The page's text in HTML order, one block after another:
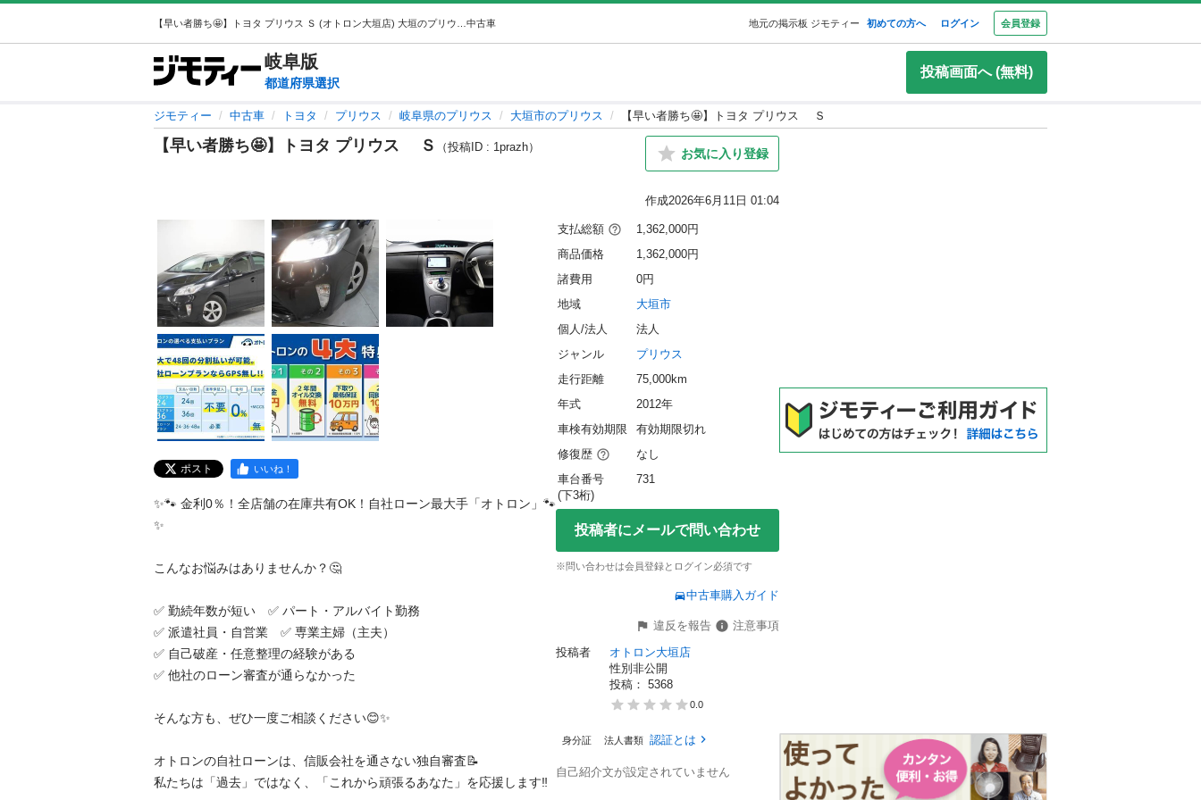
中古車 地元の掲示板 ジモティー 初めての方へ ログイン 会員登録
岐阜版
都道府県選択
投稿画面へ (無料)
ジモティー 中古車 トヨタ プリウス 岐阜県のプリウス 大垣市のプリウス 【早い者勝ち🤩】トヨタ プリウス Ｓ
【早い者勝ち🤩】トヨタ プリウス Ｓ （投稿ID : 1prazh） お気に入り登録
作成2026年6月11日 01:04
ポスト いいね！
✨🐾 金利0％！全店舗の在庫共有OK！自社ローン最大手「オトロン」🐾
✨
こんなお悩みはありませんか？🤔
✅ 勤続年数が短い　✅ パート・アルバイト勤務
✅ 派遣社員・自営業　✅ 専業主婦（主夫）
✅ 自己破産・任意整理の経験がある
✅ 他社のローン審査が通らなかった
そんな方も、ぜひ一度ご相談ください😊✨
オトロンの自社ローンは、信販会社を通さない独自審査📝
私たちは「過去」ではなく、「これから頑張るあなた」を応援します‼️
支払総額
1,362,000円
商品価格
1,362,000円
諸費用
0円
地域
大垣市
個人/法人
法人
ジャンル
プリウス
走行距離
75,000km
年式
2012年
車検有効期限
有効期限切れ
修復歴
なし
車台番号
(下3桁)
731
投稿者にメールで問い合わせ
※問い合わせは会員登録とログイン必須です
中古車購入ガイド
違反を報告
注意事項
投稿者
オトロン大垣店
性別非公開
投稿： 5368
0.0
身分証 法人書類 認証とは
自己紹介文が設定されていません